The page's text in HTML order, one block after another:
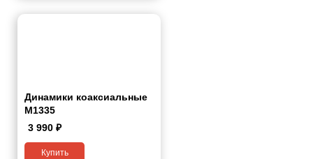
Динамики коаксиальные
M1335
3 990 ₽
Купить